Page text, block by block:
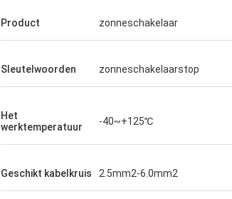
Product zonneschakelaar
Sleutelwoorden zonneschakelaarstop
Het
werktemperatuur
-40~+125℃
Geschikt kabelkruis 2.5mm2-6.0mm2